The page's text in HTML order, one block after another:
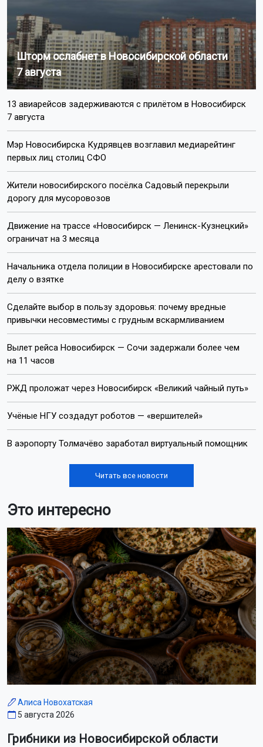
Шторм ослабнет в Новосибирской области
7 августа
13 авиарейсов задерживаются с прилётом в Новосибирск
7 августа
Мэр Новосибирска Кудрявцев возглавил медиарейтинг
первых лиц столиц СФО
Жители новосибирского посёлка Садовый перекрыли
дорогу для мусоровозов
Движение на трассе «Новосибирск — Ленинск-Кузнецкий»
ограничат на 3 месяца
Начальника отдела полиции в Новосибирске арестовали по
делу о взятке
Сделайте выбор в пользу здоровья: почему вредные
привычки несовместимы с грудным вскармливанием
Вылет рейса Новосибирск — Сочи задержали более чем
на 11 часов
РЖД проложат через Новосибирск «Великий чайный путь»
Учёные НГУ создадут роботов — «вершителей»
В аэропорту Толмачёво заработал виртуальный помощник
Читать все новости
Это интересно
Алиса Новохатская
5 августа 2026
Грибники из Новосибирской области